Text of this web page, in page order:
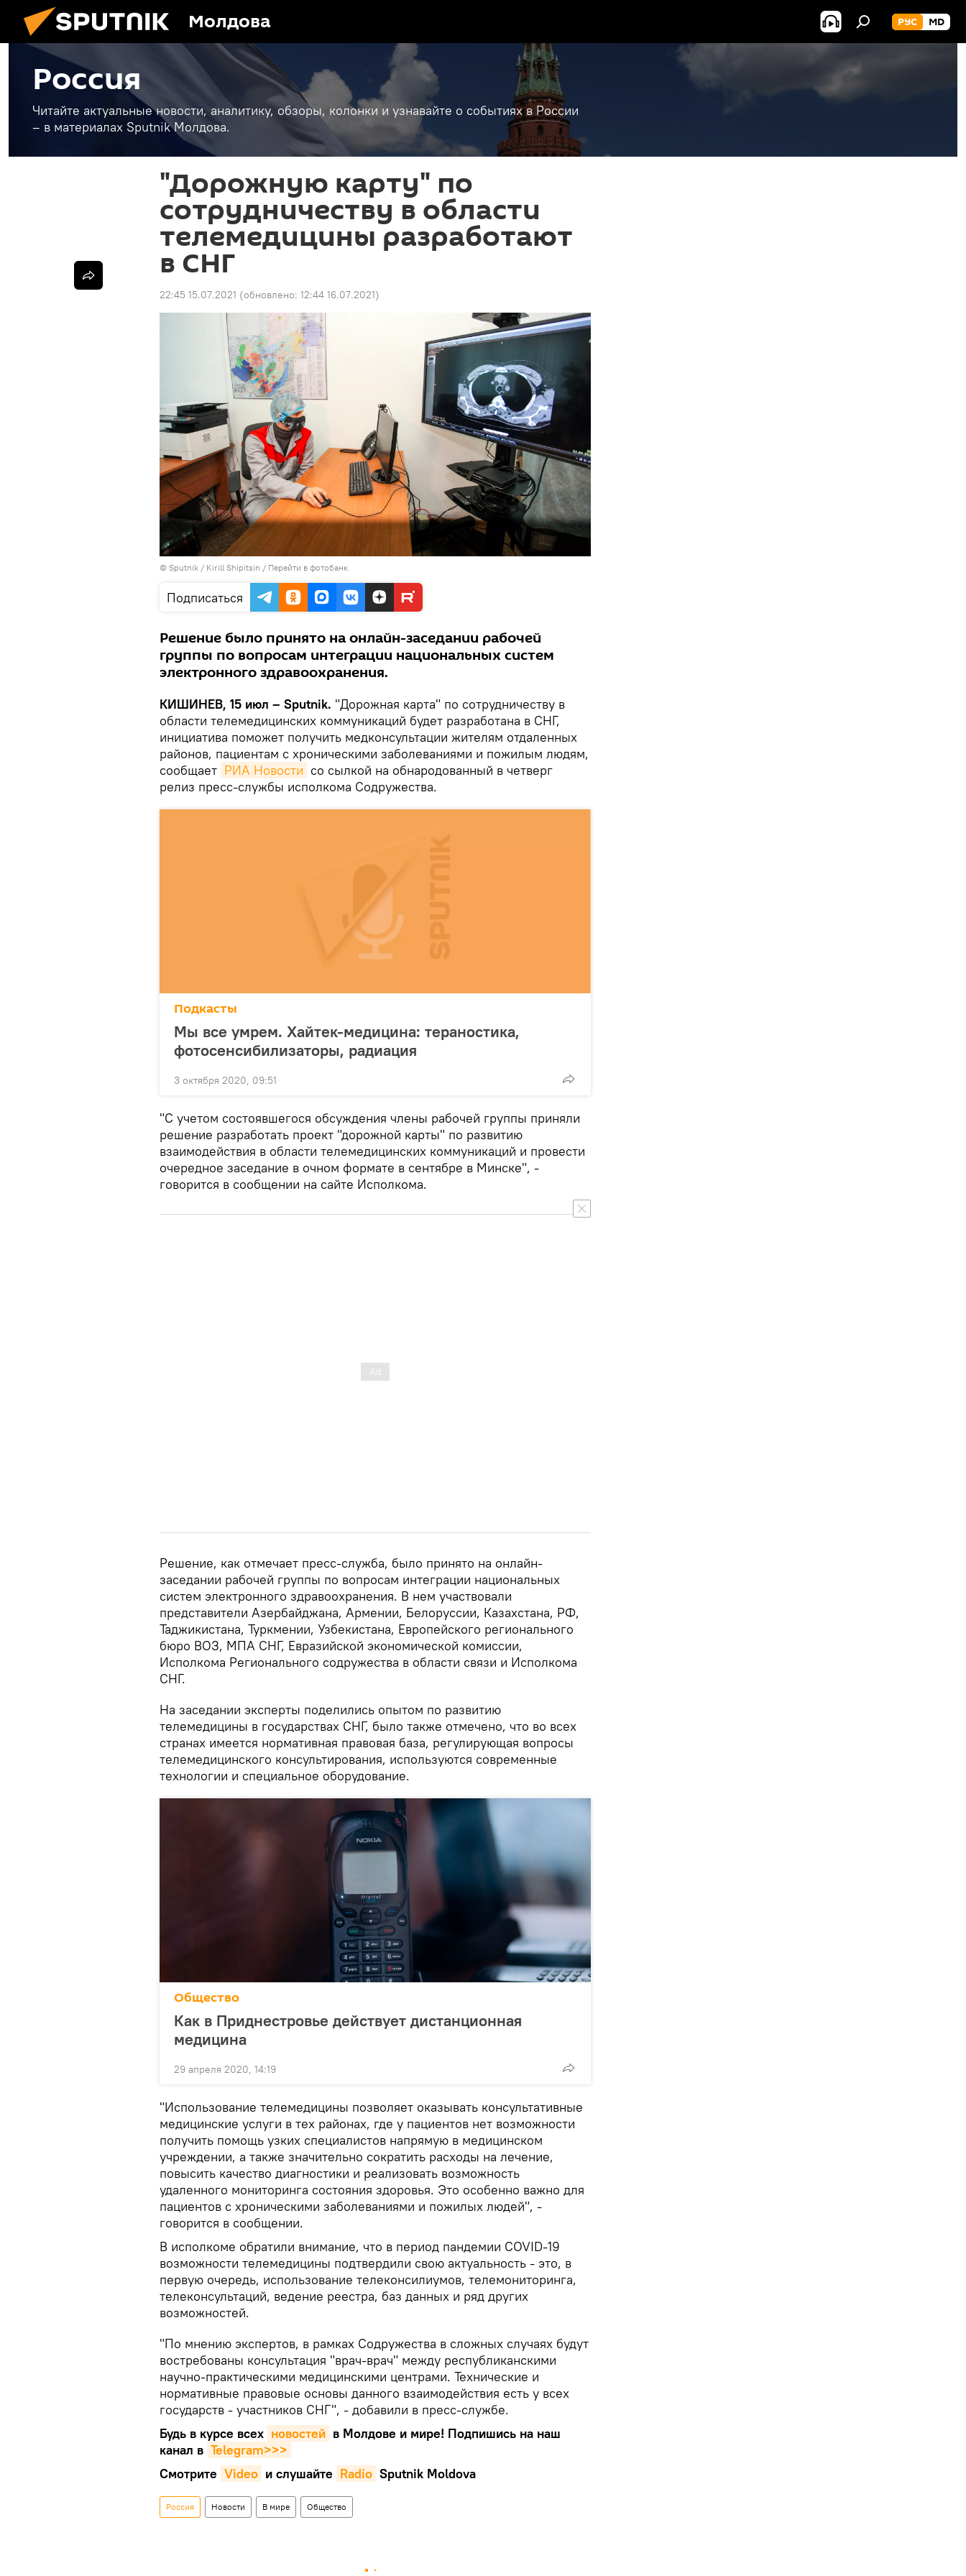
Молдова РУС MD
Россия
Читайте актуальные новости, аналитику, обзоры, колонки и узнавайте о событиях в России
– в материалах Sputnik Молдова.
"Дорожную карту" по
сотрудничеству в области
телемедицины разработают
в СНГ
22:45 15.07.2021 (обновлено: 12:44 16.07.2021)
© Sputnik / Kirill Shipitsin / Перейти в фотобанк
Подписаться
Решение было принято на онлайн-заседании рабочей
группы по вопросам интеграции национальных систем
электронного здравоохранения.
КИШИНЕВ, 15 июл – Sputnik. "Дорожная карта" по сотрудничеству в
области телемедицинских коммуникаций будет разработана в СНГ,
инициатива поможет получить медконсультации жителям отдаленных
районов, пациентам с хроническими заболеваниями и пожилым людям,
сообщает РИА Новости со сылкой на обнародованный в четверг
релиз пресс-службы исполкома Содружества.
Подкасты
Мы все умрем. Хайтек-медицина: тераностика,
фотосенсибилизаторы, радиация
3 октября 2020, 09:51
"С учетом состоявшегося обсуждения члены рабочей группы приняли
решение разработать проект "дорожной карты" по развитию
взаимодействия в области телемедицинских коммуникаций и провести
очередное заседание в очном формате в сентябре в Минске", -
говорится в сообщении на сайте Исполкома.
Решение, как отмечает пресс-служба, было принято на онлайн-
заседании рабочей группы по вопросам интеграции национальных
систем электронного здравоохранения. В нем участвовали
представители Азербайджана, Армении, Белоруссии, Казахстана, РФ,
Таджикистана, Туркмении, Узбекистана, Европейского регионального
бюро ВОЗ, МПА СНГ, Евразийской экономической комиссии,
Исполкома Регионального содружества в области связи и Исполкома
СНГ.
На заседании эксперты поделились опытом по развитию
телемедицины в государствах СНГ, было также отмечено, что во всех
странах имеется нормативная правовая база, регулирующая вопросы
телемедицинского консультирования, используются современные
технологии и специальное оборудование.
Общество
Как в Приднестровье действует дистанционная
медицина
29 апреля 2020, 14:19
"Использование телемедицины позволяет оказывать консультативные
медицинские услуги в тех районах, где у пациентов нет возможности
получить помощь узких специалистов напрямую в медицинском
учреждении, а также значительно сократить расходы на лечение,
повысить качество диагностики и реализовать возможность
удаленного мониторинга состояния здоровья. Это особенно важно для
пациентов с хроническими заболеваниями и пожилых людей", -
говорится в сообщении.
В исполкоме обратили внимание, что в период пандемии COVID-19
возможности телемедицины подтвердили свою актуальность - это, в
первую очередь, использование телеконсилиумов, телемониторинга,
телеконсультаций, ведение реестра, баз данных и ряд других
возможностей.
"По мнению экспертов, в рамках Содружества в сложных случаях будут
востребованы консультация "врач-врач" между республиканскими
научно-практическими медицинскими центрами. Технические и
нормативные правовые основы данного взаимодействия есть у всех
государств - участников СНГ", - добавили в пресс-службе.
Будь в курсе всех новостей в Молдове и мире! Подпишись на наш
канал в Telegram>>>
Смотрите Video и слушайте Radio Sputnik Moldova
Россия Новости В мире Общество